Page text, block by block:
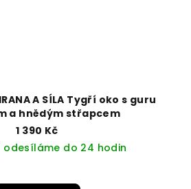
A SÍLA Tygří oko s guru
a hnědým střapcem
1 390 Kč
odesíláme do 24 hodin